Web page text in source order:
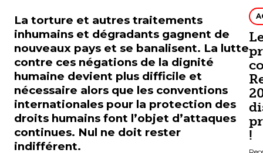
La torture et autres traitements
inhumains et dégradants gagnent de
nouveaux pays et se banalisent. La lutte
contre ces négations de la dignité
humaine devient plus difficile et
nécessaire alors que les conventions
internationales pour la protection des
droits humains font l’objet d’attaques
continues. Nul ne doit rester
indifférent.
!